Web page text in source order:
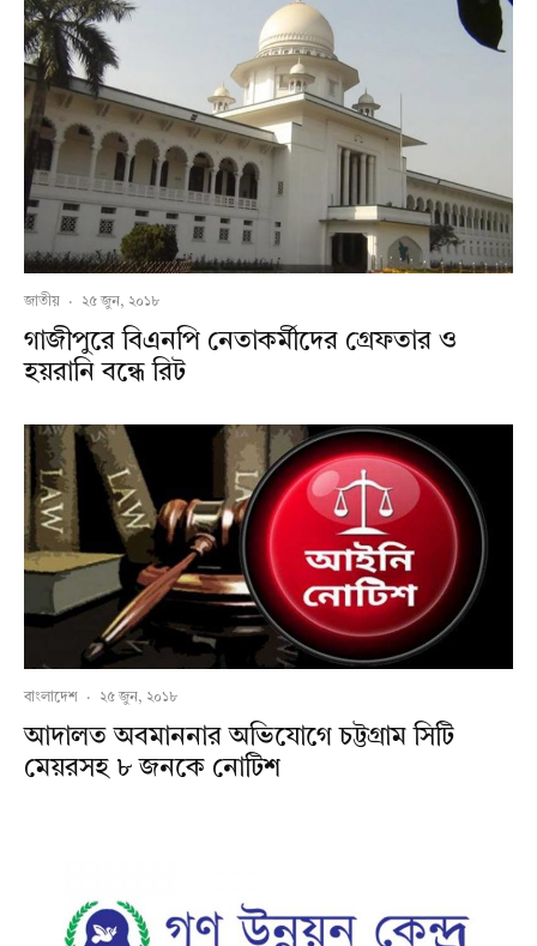
জাতীয় · ২৫ জুন, ২০১৮
গাজীপুরে বিএনপি নেতাকর্মীদের গ্রেফতার ও
হয়রানি বন্ধে রিট
বাংলাদেশ · ২৫ জুন, ২০১৮
আদালত অবমাননার অভিযোগে চট্টগ্রাম সিটি
মেয়রসহ ৮ জনকে নোটিশ